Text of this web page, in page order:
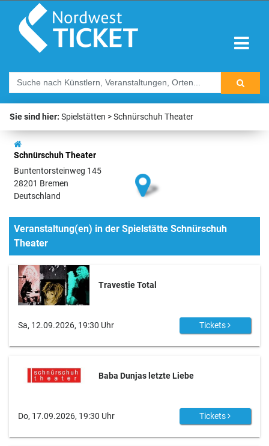
Sie sind hier: Spielstätten Schnürschuh Theater
Schnürschuh Theater
Buntentorsteinweg 145
28201 Bremen
Deutschland
Veranstaltung(en) in der Spielstätte Schnürschuh
Theater
Travestie Total
Sa, 12.09.2026, 19:30 Uhr Tickets
Baba Dunjas letzte Liebe
Do, 17.09.2026, 19:30 Uhr Tickets